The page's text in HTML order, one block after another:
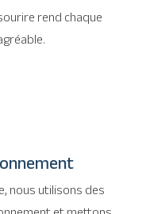
rend chaque
nous utilisons des